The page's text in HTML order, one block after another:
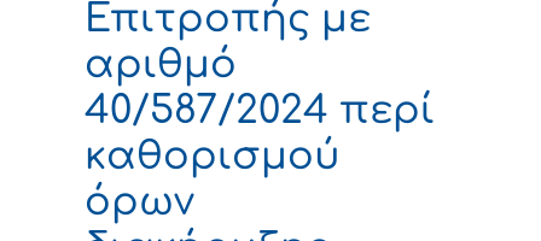
Επιτροπής με
αριθμό
40/587/2024 περί
καθορισμού
όρων